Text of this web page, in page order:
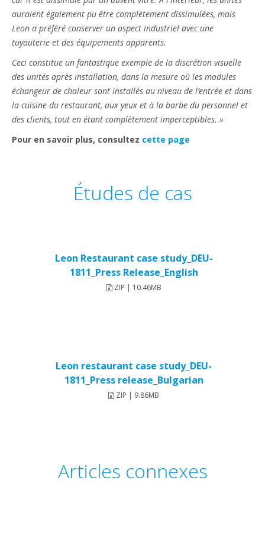
auraient également pu être complètement dissimulées, mais
Leon a préféré conserver un aspect industriel avec une
tuyauterie et des équipements apparents.
Ceci constitue un fantastique exemple de la discrétion visuelle
des unités après installation, dans la mesure où les modules
échangeur de chaleur sont installés au niveau de l’entrée et dans
la cuisine du restaurant, aux yeux et à la barbe du personnel et
des clients, tout en étant complètement imperceptibles. »
Pour en savoir plus, consultez cette page
Études de cas
Leon Restaurant case study_DEU-
1811_Press Release_English
ZIP | 10.46MB
Leon restaurant case study_DEU-
1811_Press release_Bulgarian
ZIP | 9.86MB
Articles connexes